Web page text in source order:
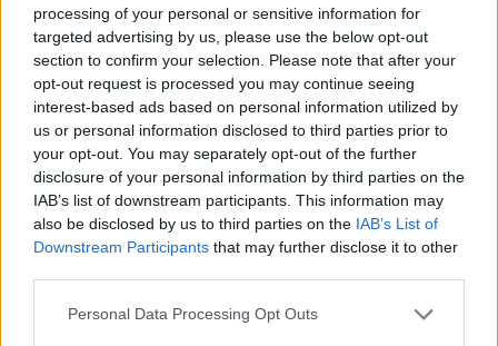
processing of your personal or sensitive information for
targeted advertising by us, please use the below opt-out
section to confirm your selection. Please note that after your
opt-out request is processed you may continue seeing
interest-based ads based on personal information utilized by
us or personal information disclosed to third parties prior to
your opt-out. You may separately opt-out of the further
disclosure of your personal information by third parties on the
IAB’s list of downstream participants. This information may
also be disclosed by us to third parties on the IAB’s List of
Downstream Participants that may further disclose it to other
Personal Data Processing Opt Outs
Πριν 7 ημέρες
Τρίτος στη σφαιροβολία στη διεθνή συνάντηση
Ελλάδας–Κύπρου Κ18 ο Δημήτρης Τέλλιος